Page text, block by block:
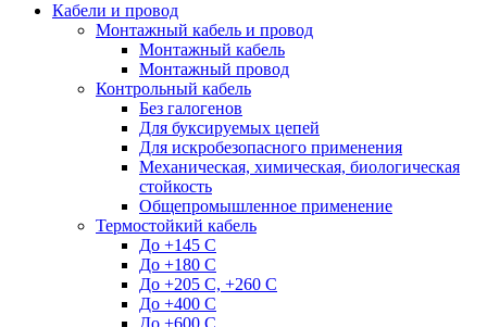
Кабели и провод
Монтажный кабель и провод
Монтажный кабель
Монтажный провод
Контрольный кабель
Без галогенов
Для буксируемых цепей
Для искробезопасного применения
Механическая, химическая, биологическая
стойкость
Общепромышленное применение
Термостойкий кабель
До +145 С
До +180 C
До +205 С, +260 С
До +400 C